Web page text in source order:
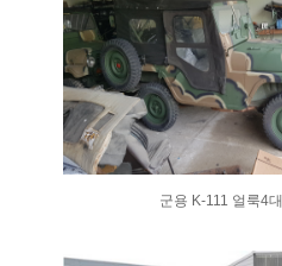
군용 K-111 얼룩4대